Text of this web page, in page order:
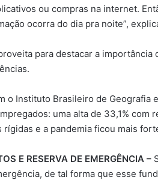
ou compras na internet.
ocorra do dia pra noite”,
para destacar a
o Instituto Brasileiro de Geografia
uma alta de 33,1% com
rígidas e a pandemia ficou mais
E RESERVA DE EMERGÊNCIA –
de tal forma que esse